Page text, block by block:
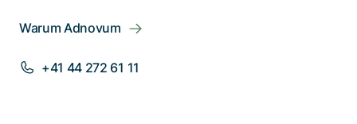
Warum Adnovum
+41 44 272 61 11